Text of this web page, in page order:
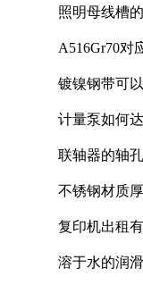
照明母线槽
A516Gr70对
镀镍钢带可
计量泵如何
联轴器的轴
不锈钢材质
复印机出租
溶于水的润